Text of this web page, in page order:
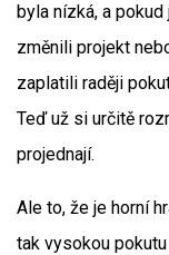
byla nízká, a
změnili projekt
zaplatili raději
Teď už si určitě
projednají.
Ale to, že je horní
tak vysokou